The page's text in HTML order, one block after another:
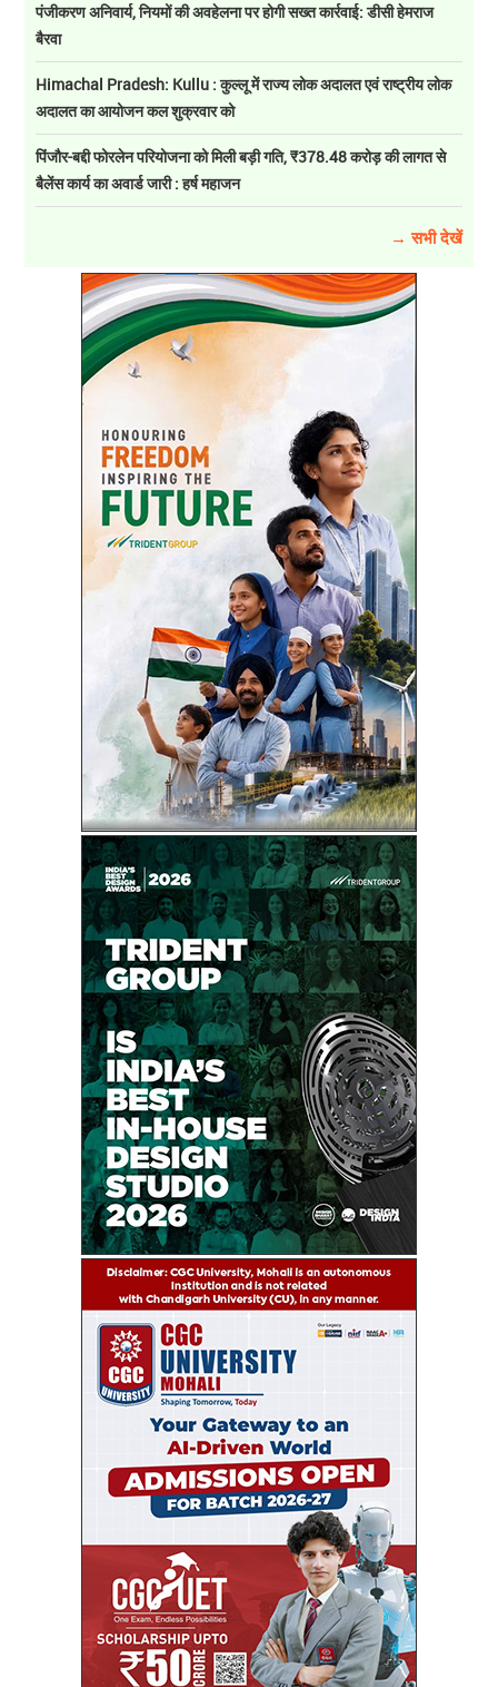
पंजीकरण अनिवार्य, नियमों की अवहेलना पर होगी सख्त कार्रवाई: डीसी हेमराज
बैरवा
Himachal Pradesh: Kullu : कुल्लू में राज्य लोक अदालत एवं राष्ट्रीय लोक
अदालत का आयोजन कल शुक्रवार को
पिंजौर-बद्दी फोरलेन परियोजना को मिली बड़ी गति, ₹378.48 करोड़ की लागत से
बैलेंस कार्य का अवार्ड जारी : हर्ष महाजन
→ सभी देखें